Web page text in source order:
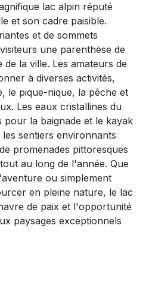
lac alpin réputé
et son cadre paisible.
et de sommets
une parenthèse de
la ville. Les amateurs de
à diverses activités,
le pique-nique, la pêche et
Les eaux cristallines du
pour la baignade et le kayak
sentiers environnants
promenades pittoresques
au long de l'année. Que
ou simplement
en pleine nature, le lac
de paix et l'opportunité
paysages exceptionnels